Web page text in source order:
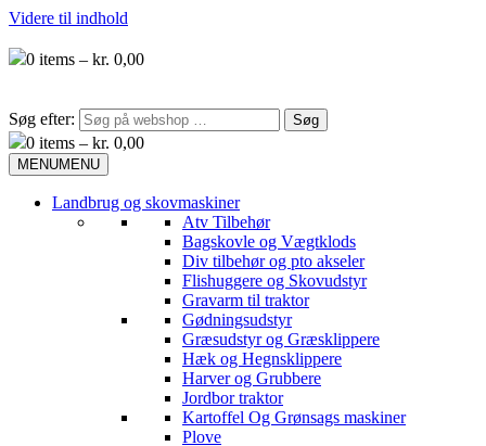
Videre til indhold
0 items – kr. 0,00
Søg efter:
0 items – kr. 0,00
MENUMENU
Landbrug og skovmaskiner
Atv Tilbehør
Bagskovle og Vægtklods
Div tilbehør og pto akseler
Flishuggere og Skovudstyr
Gravarm til traktor
Gødningsudstyr
Græsudstyr og Græsklippere
Hæk og Hegnsklippere
Harver og Grubbere
Jordbor traktor
Kartoffel Og Grønsags maskiner
Plove